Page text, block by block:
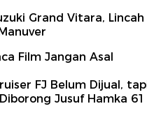
Grand Vitara, Lincah
Film Jangan Asal
FJ Belum Dijual,
Jusuf Hamka 61